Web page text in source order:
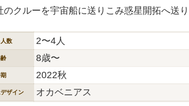
のクルーを宇宙船に送りこみ惑星開拓へ送
数 2〜4人
8歳〜
2022秋
ザイン オカベニアス